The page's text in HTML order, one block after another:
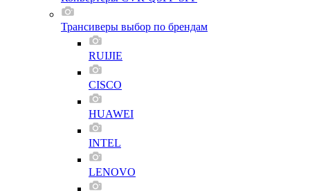
Трансиверы выбор по брендам
RUIJIE
CISCO
HUAWEI
INTEL
LENOVO